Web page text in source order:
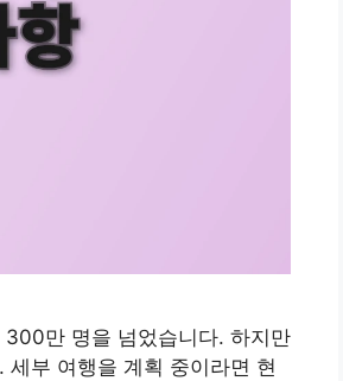
만 명을 넘었습니다. 하지만
부 여행을 계획 중이라면 현